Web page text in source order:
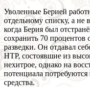
Уволенные Берией
отдельному списку, а не
когда Берия был
сохранить 70 процентов
разведки. Он отдавал
НТР, состоявшие из
нехитрое, однако на
потенциала
средства.